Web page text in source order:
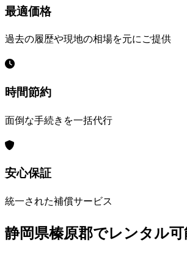
最適価格
過去の履歴や現地の相場を元にご提供
時間節約
面倒な手続きを一括代行
安心保証
統一された補償サービス
静岡県榛原郡でレンタル